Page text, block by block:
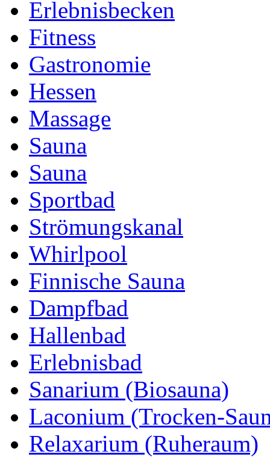
Erlebnisbecken
Fitness
Gastronomie
Hessen
Massage
Sauna
Sauna
Sportbad
Strömungskanal
Whirlpool
Finnische Sauna
Dampfbad
Hallenbad
Erlebnisbad
Sanarium (Biosauna)
Laconium (Trocken-
Relaxarium (Ruheraum)